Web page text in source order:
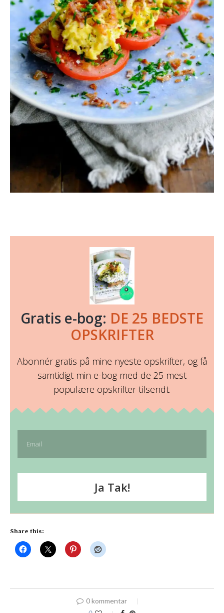
Gratis e-bog: DE 25 BEDSTE
OPSKRIFTER
Abonnér gratis på mine nyeste opskrifter, og få
samtidigt min e-bog med de 25 mest
populære opskrifter tilsendt.
Ja Tak!
Share this:
0 kommentar